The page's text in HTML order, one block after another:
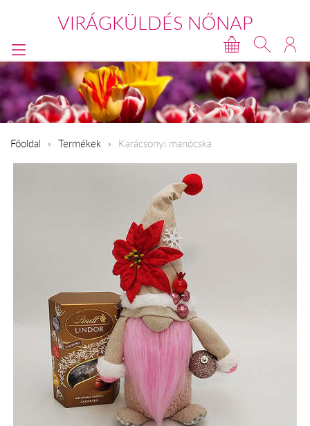
VIRÁGKÜLDÉS NŐNAP
Főoldal Termékek Karácsonyi manócska